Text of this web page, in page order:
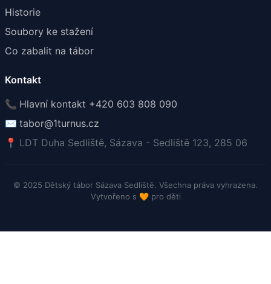
Historie
Soubory ke stažení
Co zabalit na tábor
Kontakt
📞 Hlavní kontakt +420 603 808 090
✉️ tabor@1turnus.cz
📍 LDT Duha Sedliště, Sázava - Sedliště 123, 285 06
© 2025 Dětský tábor Sázava Sedliště. Všechna práva vyhrazena.
Vytvořeno s 🧡pro děti